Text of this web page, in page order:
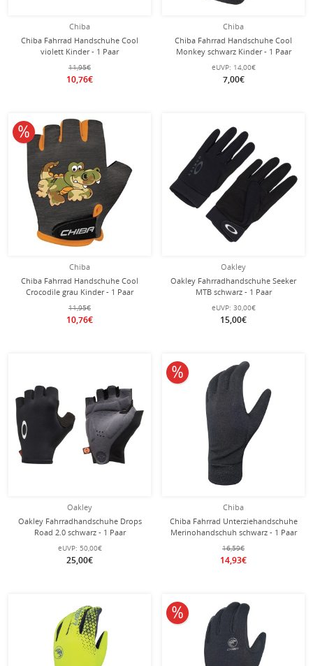
Chiba
Chiba Fahrrad Handschuhe Cool
violett Kinder - 1 Paar
11,95€
10,76€
Chiba
Chiba Fahrrad Handschuhe Cool
Monkey schwarz Kinder - 1 Paar
eUVP: 14,00€
7,00€
Chiba
Chiba Fahrrad Handschuhe Cool
Crocodile grau Kinder - 1 Paar
11,95€
10,76€
10% reduziert
Oakley
Oakley Fahrradhandschuhe Seeker
MTB schwarz - 1 Paar
eUVP: 30,00€
15,00€
Oakley
Oakley Fahrradhandschuhe Drops
Road 2.0 schwarz - 1 Paar
eUVP: 50,00€
25,00€
Chiba
Chiba Fahrrad Unterziehandschuhe
Merinohandschuh schwarz - 1 Paar
16,59€
14,93€
10% reduziert
10% reduziert